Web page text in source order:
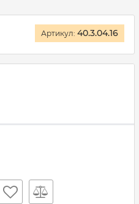
Артикул: 40.3.04.16